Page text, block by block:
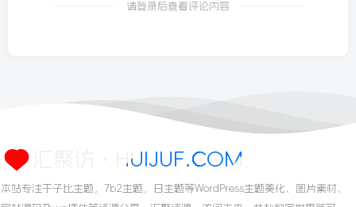
请登录后查看评论内容
汇聚访・HUIJUF.COM
本站专注于子比主题，7b2主题，日主题等WordPress主题美化、图片素材、